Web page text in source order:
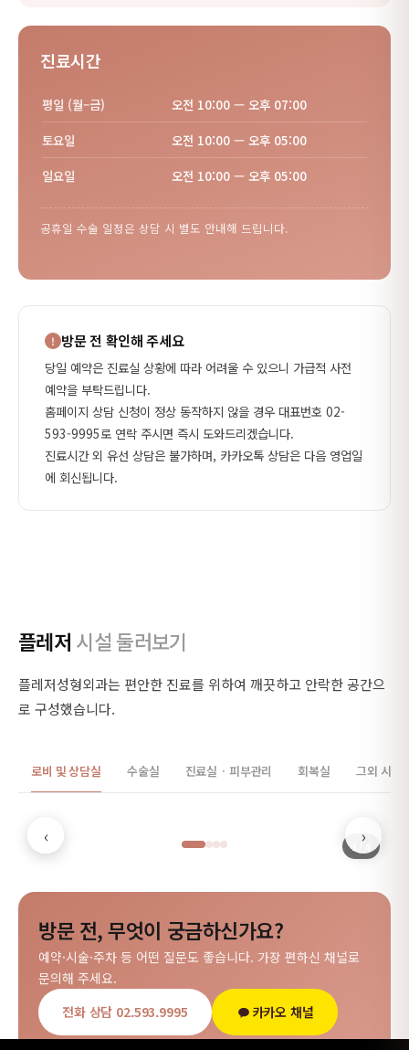
진료시간
평일 (월–금)
오전 10:00 — 오후 07:00
토요일
오전 10:00 — 오후 05:00
일요일
오전 10:00 — 오후 05:00
공휴일 수술 일정은 상담 시 별도 안내해 드립니다.
방문 전 확인해 주세요
당일 예약은 진료실 상황에 따라 어려울 수 있으니 가급적 사전
예약을 부탁드립니다.
홈페이지 상담 신청이 정상 동작하지 않을 경우 대표번호 02-
593-9995로 연락 주시면 즉시 도와드리겠습니다.
진료시간 외 유선 상담은 불가하며, 카카오톡 상담은 다음 영업일
에 회신됩니다.
플레저 시설 둘러보기
플레저성형외과는 편안한 진료를 위하여 깨끗하고 안락한 공간으
로 구성했습니다.
로비 및 상담실 수술실 진료실 · 피부관리 회복실 그외 시설
1 /
01 — RECEPTION
로비 전경
‹ ›
방문 전, 무엇이 궁금하신가요?
예약·시술·주차 등 어떤 질문도 좋습니다. 가장 편하신 채널로
문의해 주세요.
전화 상담 02.593.9995
카카오 채널